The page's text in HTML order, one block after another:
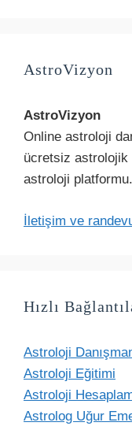
AstroVizyon
AstroVizyon
Online astroloji
ücretsiz astrolojik
astroloji platformu.
İletişim ve
Hızlı
Astroloji
Astroloji Eğitimi
Astroloji
Astrolog Uğur